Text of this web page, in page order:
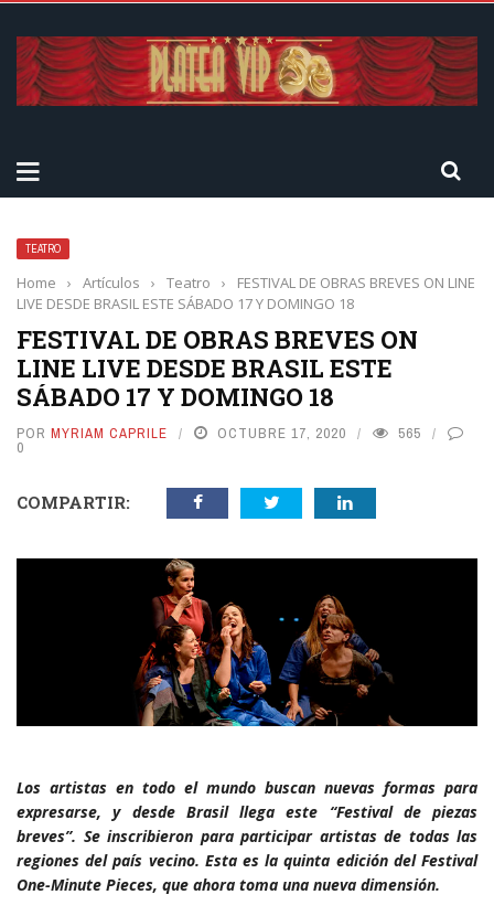
TEATRO
Home › Artículos › Teatro ›
FESTIVAL DE OBRAS BREVES ON LINE
LIVE DESDE BRASIL ESTE SÁBADO 17 Y DOMINGO 18
FESTIVAL DE OBRAS BREVES ON
LINE LIVE DESDE BRASIL ESTE
SÁBADO 17 Y DOMINGO 18
POR MYRIAM CAPRILE OCTUBRE 17, 2020 565
0
COMPARTIR:
Los artistas en todo el mundo buscan nuevas formas para
expresarse, y desde Brasil llega este “Festival de piezas
breves”. Se inscribieron para participar artistas de todas las
regiones del país vecino. Esta es la quinta edición del Festival
One-Minute Pieces, que ahora toma una nueva dimensión.